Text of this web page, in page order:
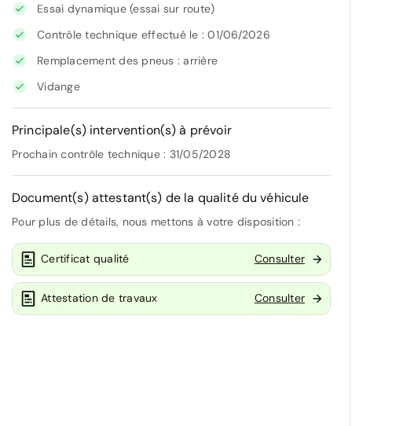
Essai dynamique (essai sur route)
Contrôle technique effectué le : 01/06/2026
Remplacement des pneus : arrière
Vidange
Principale(s) intervention(s) à prévoir
Prochain contrôle technique : 31/05/2028
Document(s) attestant(s) de la qualité du véhicule
Pour plus de détails, nous mettons à votre disposition :
Certificat qualité Consulter
Attestation de travaux Consulter